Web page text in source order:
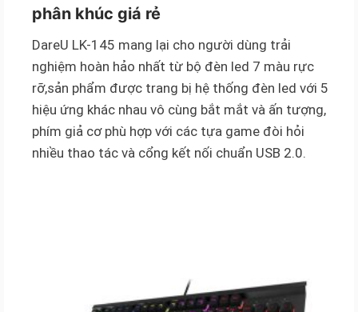
phân khúc giá rẻ
DareU LK-145 mang lại cho người dùng trải
nghiệm hoàn hảo nhất từ bộ đèn led 7 màu rực
rỡ,sản phẩm được trang bị hệ thống đèn led với 5
hiệu ứng khác nhau vô cùng bắt mắt và ấn tượng,
phím giả cơ phù hợp với các tựa game đòi hỏi
nhiều thao tác và cổng kết nối chuẩn USB 2.0.